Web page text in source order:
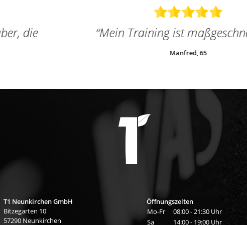
Mein Training ist maßgeschneidert.”
T1 Neunkirchen GmbH
Bitzegarten 10
57290 Neunkirchen
Öffnungszeiten
Mo-Fr
08:00 - 21:30 Uhr
Sa
14:00 - 19:00 Uhr